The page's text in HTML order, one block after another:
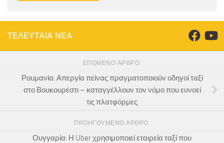
ΤΕΛΕΥΤΑΙΑ ΝΕΑ
ΕΠΌΜΕΝΟ ΆΡΘΡΟ
Ρουμανία: Απεργία πείνας πραγματοποιούν οδηγοί ταξί
στο Βουκουρέστι – καταγγέλλουν τον νόμο που ευνοεί
τις πλατφόρμες
ΠΡΟΗΓΟΎΜΕΝΟ ΆΡΘΡΟ
Ουγγαρία: Η Uber χρησιμοποιεί εταιρεία ταξί που